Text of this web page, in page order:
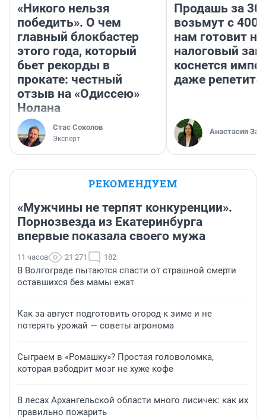
«Никого нельзя
победить». О чем
главный блокбастер
этого года, который
бьет рекорды в
прокате: честный
отзыв на «Одиссею»
Нолана
Стас Соколов
Эксперт
Продашь за
возьмут с
нам готовит
налоговый
коснется
даже
Анастасия
РЕКОМЕНДУЕМ
«Мужчины не терпят конкуренции».
Порнозвезда из Екатеринбурга
впервые показала своего мужа
11 часов 21 271 182
В Волгограде пытаются спасти от страшной смерти
оставшихся без мамы ежат
Как за август подготовить огород к зиме и не
потерять урожай — советы агронома
Сыграем в «Ромашку»? Простая головоломка,
которая взбодрит мозг не хуже кофе
В лесах Архангельской области много лисичек: как их
правильно пожарить